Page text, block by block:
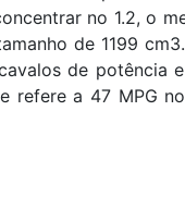
no 1.2, o
de 1199
de potência
a 47 MPG